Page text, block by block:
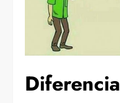
Diferencia